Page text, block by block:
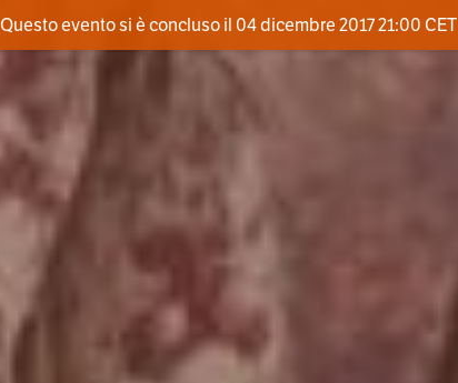
Questo evento si è concluso il 04 dicembre 2017 21:00 CET